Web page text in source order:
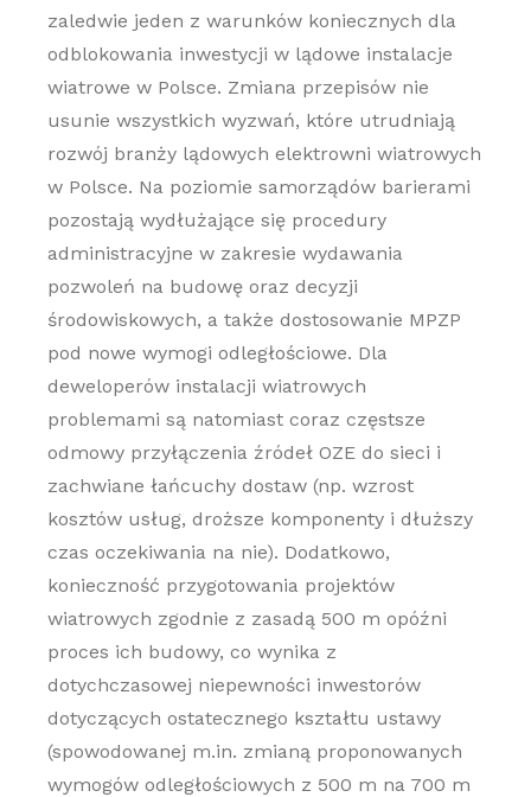
zaledwie jeden z warunków koniecznych dla
odblokowania inwestycji w lądowe instalacje
wiatrowe w Polsce. Zmiana przepisów nie
usunie wszystkich wyzwań, które utrudniają
rozwój branży lądowych elektrowni wiatrowych
w Polsce. Na poziomie samorządów barierami
pozostają wydłużające się procedury
administracyjne w zakresie wydawania
pozwoleń na budowę oraz decyzji
środowiskowych, a także dostosowanie MPZP
pod nowe wymogi odległościowe. Dla
deweloperów instalacji wiatrowych
problemami są natomiast coraz częstsze
odmowy przyłączenia źródeł OZE do sieci i
zachwiane łańcuchy dostaw (np. wzrost
kosztów usług, droższe komponenty i dłuższy
czas oczekiwania na nie). Dodatkowo,
konieczność przygotowania projektów
wiatrowych zgodnie z zasadą 500 m opóźni
proces ich budowy, co wynika z
dotychczasowej niepewności inwestorów
dotyczących ostatecznego kształtu ustawy
(spowodowanej m.in. zmianą proponowanych
wymogów odległościowych z 500 m na 700 m